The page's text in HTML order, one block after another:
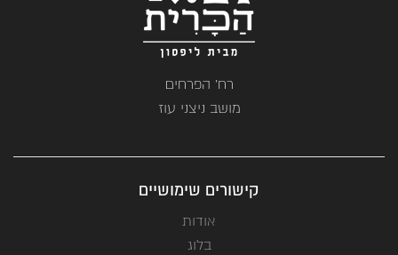
רח' הפרחים
מושב ניצני עוז
קישורים שימושיים
אודות
בלוג